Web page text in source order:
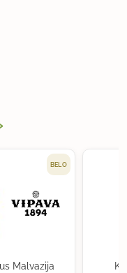
BELO
Malvazija